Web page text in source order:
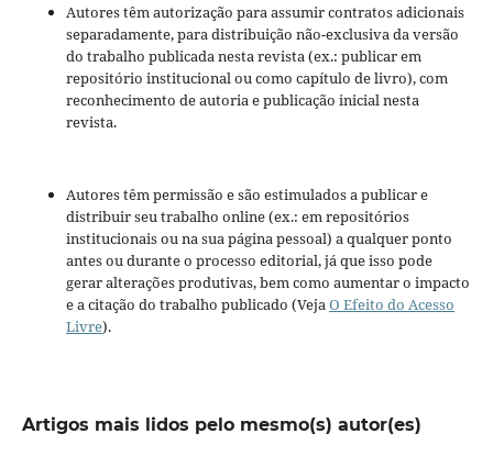
Autores têm autorização para assumir contratos adicionais
separadamente, para distribuição não-exclusiva da versão
do trabalho publicada nesta revista (ex.: publicar em
repositório institucional ou como capítulo de livro), com
reconhecimento de autoria e publicação inicial nesta
revista.
Autores têm permissão e são estimulados a publicar e
distribuir seu trabalho online (ex.: em repositórios
institucionais ou na sua página pessoal) a qualquer ponto
antes ou durante o processo editorial, já que isso pode
gerar alterações produtivas, bem como aumentar o impacto
e a citação do trabalho publicado (VejaO Efeito do Acesso
Livre).
Artigos mais lidos pelo mesmo(s) autor(es)